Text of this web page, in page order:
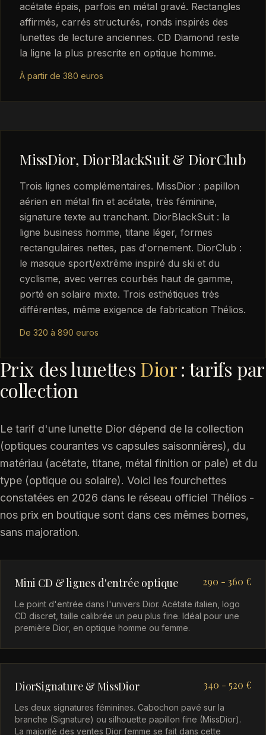
acétate épais, parfois en métal gravé. Rectangles
affirmés, carrés structurés, ronds inspirés des
lunettes de lecture anciennes. CD Diamond reste
la ligne la plus prescrite en optique homme.
À partir de 380 euros
MissDior, DiorBlackSuit & DiorClub
Trois lignes complémentaires. MissDior : papillon
aérien en métal fin et acétate, très féminine,
signature texte au tranchant. DiorBlackSuit : la
ligne business homme, titane léger, formes
rectangulaires nettes, pas d'ornement. DiorClub :
le masque sport/extrême inspiré du ski et du
cyclisme, avec verres courbés haut de gamme,
porté en solaire mixte. Trois esthétiques très
différentes, même exigence de fabrication Thélios.
De 320 à 890 euros
Prix des lunettes Dior: tarifs par
collection
Le tarif d'une lunette Dior dépend de la collection
(optiques courantes vs capsules saisonnières), du
matériau (acétate, titane, métal finition or pale) et du
type (optique ou solaire). Voici les fourchettes
constatées en 2026 dans le réseau officiel Thélios -
nos prix en boutique sont dans ces mêmes bornes,
sans majoration.
Mini CD & lignes d'entrée optique 290 - 360 €
Le point d'entrée dans l'univers Dior. Acétate italien, logo
CD discret, taille calibrée un peu plus fine. Idéal pour une
première Dior, en optique homme ou femme.
DiorSignature & MissDior 340 - 520 €
Les deux signatures féminines. Cabochon pavé sur la
branche (Signature) ou silhouette papillon fine (MissDior).
La majorité des ventes Dior femme se fait dans cette